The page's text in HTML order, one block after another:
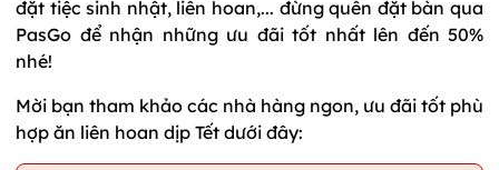
đặt tiệc sinh nhật, liên hoan,... đừng quên đặt bàn qua
PasGo để nhận những ưu đãi tốt nhất lên đến 50%
nhé!
Mời bạn tham khảo các nhà hàng ngon, ưu đãi tốt phù
hợp ăn liên hoan dịp Tết dưới đây: